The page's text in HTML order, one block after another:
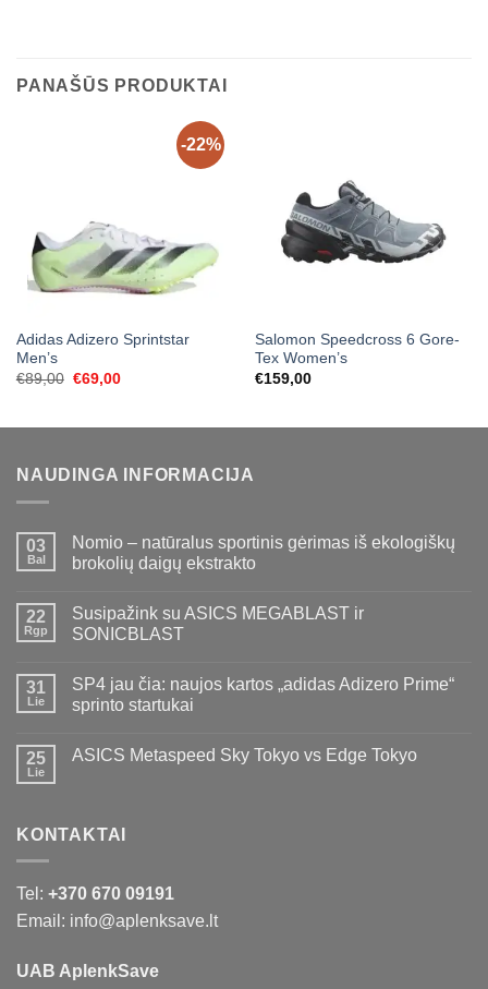
PANAŠŪS PRODUKTAI
-22%
Adidas Adizero Sprintstar
Men’s
€89,00 Original
price
€69,00Current
Salomon Speedcross 6 Gore-
Tex Women’s
€159,00
NAUDINGA INFORMACIJA
03
Bal
Nomio – natūralus sportinis gėrimas iš ekologiškų
brokolių daigų ekstrakto
22
Rgp
Susipažink su ASICS MEGABLAST ir
SONICBLAST
31
Lie
SP4 jau čia: naujos kartos „adidas Adizero Prime“
sprinto startukai
25
Lie
ASICS Metaspeed Sky Tokyo vs Edge Tokyo
KONTAKTAI
Tel: +370 670 09191
Email: info@aplenksave.lt
UAB AplenkSave